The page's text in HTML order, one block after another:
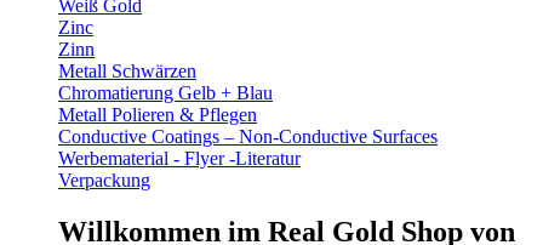
Weiß Gold
Zinc
Zinn
Metall Schwärzen
Chromatierung Gelb + Blau
Metall Polieren & Pflegen
Conductive Coatings – Non-Conductive Surfaces
Werbematerial - Flyer -Literatur
Verpackung
Willkommen im Real Gold Shop von